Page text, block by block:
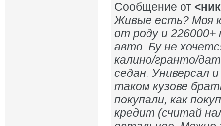
Сообщение от
Живые есть? Моя
от роду и 226000+
авто. Бу не
калино/гранто/
седан. Универсал
таком кузове
покупали, как
кредит (считай